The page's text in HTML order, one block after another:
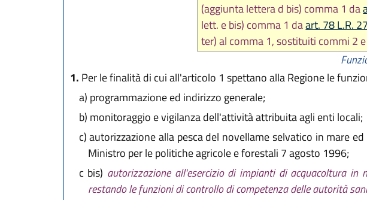
(aggiunta lettera d bis) comma 1 da
lett. e bis) comma 1 daart. 78 L.R.
ter) al comma 1, sostituiti commi 2
1. Per le finalità di cui all'articolo 1 spettano alla Regione le
a) programmazione ed indirizzo generale;
b) monitoraggio e vigilanza dell'attività attribuita agli enti locali;
c)autorizzazione alla pesca del novellame selvatico in mare
Ministro per le politiche agricole e forestali 7 agosto 1996;
c bis) autorizzazione all'esercizio di impianti di acquacoltura
restando le funzioni di controllo di competenza delle autorità